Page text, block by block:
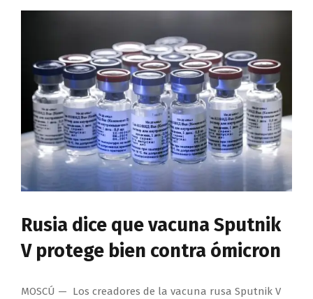
Rusia dice que vacuna Sputnik
V protege bien contra ómicron
MOSCÚ — Los creadores de la vacuna rusa Sputnik V